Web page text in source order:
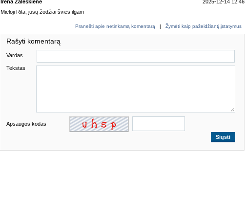
Irena Zaleskienė
2025-12-14 12:46
Mieloji Rita, jūsų žodžiai švies ilgam
Pranešti apie netinkamą komentarą | Žymėti kaip pažeidžiantį įstatymus
Rašyti komentarą
Vardas
Tekstas
Apsaugos kodas